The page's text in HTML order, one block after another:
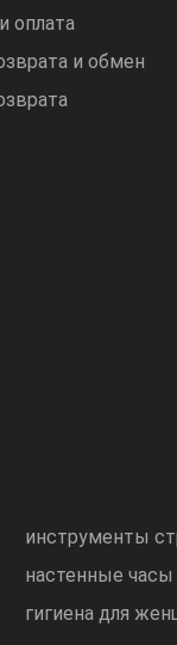
оплата
и обмен
инструменты
настенные часы
гигиена для